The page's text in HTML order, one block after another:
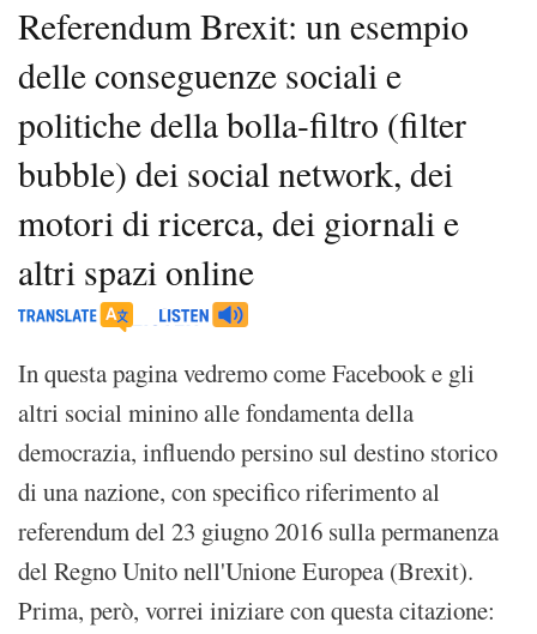
Referendum Brexit: un esempio
delle conseguenze sociali e
politiche della bolla-filtro (filter
bubble) dei social network, dei
motori di ricerca, dei giornali e
altri spazi online
In questa pagina vedremo come Facebook e gli
altri social minino alle fondamenta della
democrazia, influendo persino sul destino storico
di una nazione, con specifico riferimento al
referendum del 23 giugno 2016 sulla permanenza
del Regno Unito nell'Unione Europea (Brexit).
Prima, però, vorrei iniziare con questa citazione: